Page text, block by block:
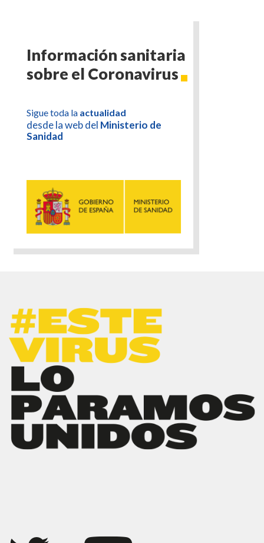
Información sanitaria
sobre el Coronavirus
Sigue toda la actualidad
desde la web del Ministerio de
Sanidad